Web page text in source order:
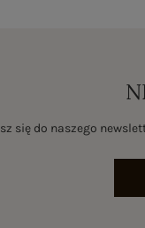
się do naszego